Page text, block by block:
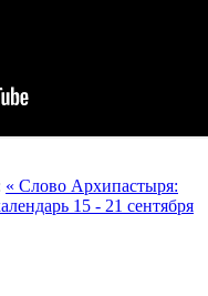
« Слово Архипастыря:
15 - 21 сентября